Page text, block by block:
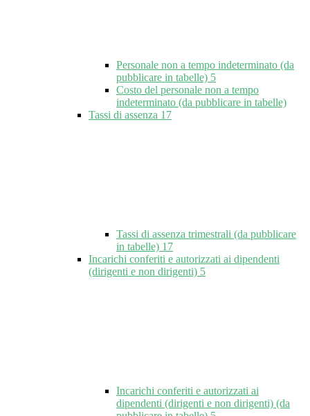
Personale non a tempo indeterminato (da
pubblicare in tabelle) 5
Costo del personale non a tempo
indeterminato (da pubblicare in tabelle)
Tassi di assenza 17
Tassi di assenza trimestrali (da pubblicare
in tabelle) 17
Incarichi conferiti e autorizzati ai dipendenti
(dirigenti e non dirigenti) 5
Incarichi conferiti e autorizzati ai
dipendenti (dirigenti e non dirigenti) (da